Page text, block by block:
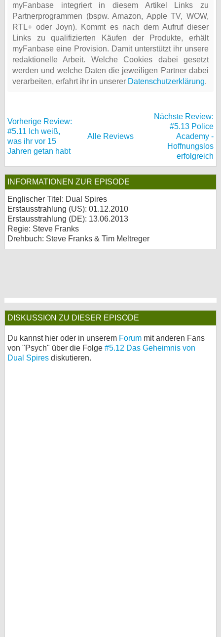
myFanbase integriert in diesem Artikel Links zu
Partnerprogrammen (bspw. Amazon, Apple TV, WOW,
RTL+ oder Joyn). Kommt es nach dem Aufruf dieser
Links zu qualifizierten Käufen der Produkte, erhält
myFanbase eine Provision. Damit unterstützt ihr unsere
redaktionelle Arbeit. Welche Cookies dabei gesetzt
werden und welche Daten die jeweiligen Partner dabei
verarbeiten, erfahrt ihr in unserer Datenschutzerklärung.
Vorherige Review:
#5.11 Ich weiß,
was ihr vor 15
Jahren getan habt
Alle Reviews
Nächste Review:
#5.13 Police
Academy -
Hoffnungslos
erfolgreich
INFORMATIONEN ZUR EPISODE
Englischer Titel: Dual Spires
Erstausstrahlung (US): 01.12.2010
Erstausstrahlung (DE): 13.06.2013
Regie: Steve Franks
Drehbuch: Steve Franks & Tim Meltreger
DISKUSSION ZU DIESER EPISODE
Du kannst hier oder in unserem Forum mit anderen Fans
von "Psych" über die Folge #5.12 Das Geheimnis von
Dual Spires diskutieren.